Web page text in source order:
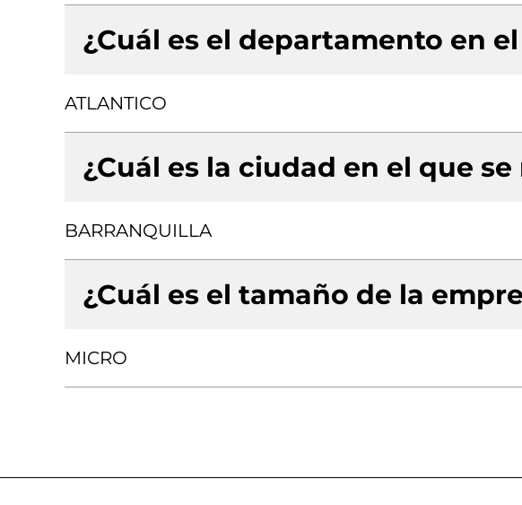
¿Cuál es el departamento en
ATLANTICO
¿Cuál es la ciudad en el que
BARRANQUILLA
¿Cuál es el tamaño de la
MICRO